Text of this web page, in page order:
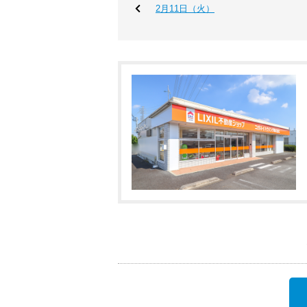
2月11日（火）